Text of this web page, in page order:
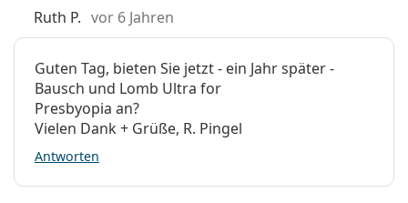
Häufig gestellte Fragen
Wie lange kann man Bausch + Lomb Ultra
tragen?
Kann man mit Bausch + Lomb Ultra schlafen?
asphärische Linsen
Ruth P. vor 6 Jahren
Guten Tag, bieten Sie jetzt - ein Jahr später -
Bausch und Lomb Ultra for
Presbyopia an?
Vielen Dank + Grüße, R. Pingel
Antworten